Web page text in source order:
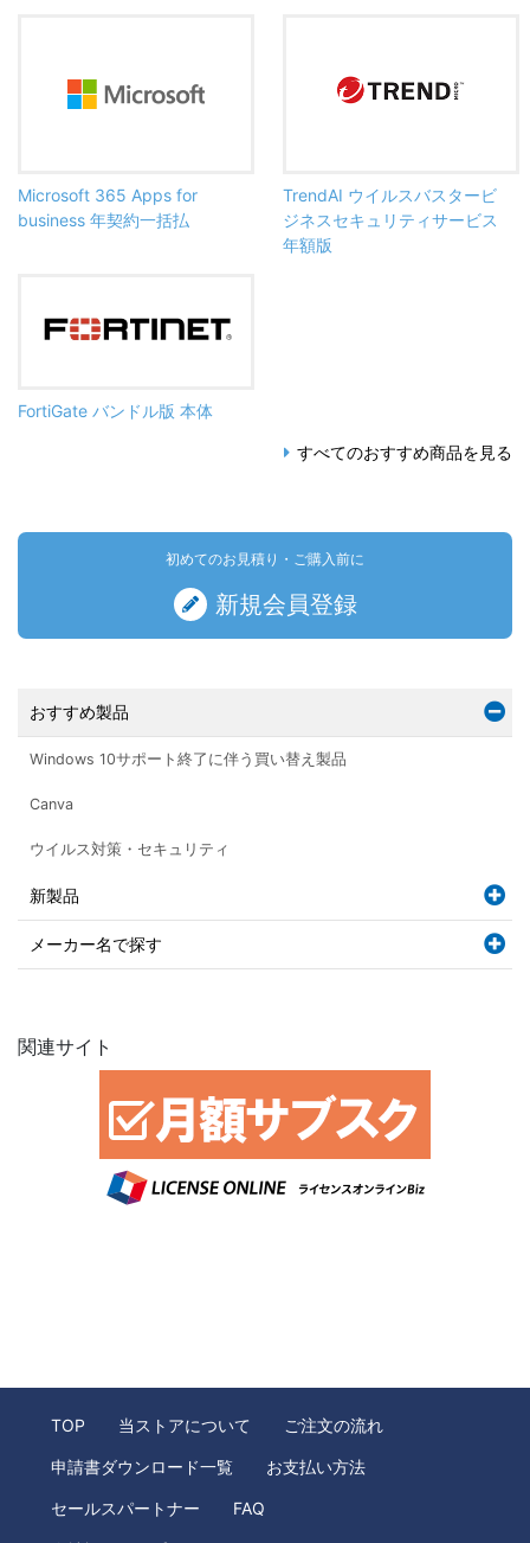
Microsoft 365 Apps for
business 年契約一括払
TrendAI ウイルスバスタービ
ジネスセキュリティサービス
年額版
FortiGate バンドル版 本体
すべてのおすすめ商品を見る
初めてのお見積り・ご購入前に
新規会員登録
おすすめ製品
Windows 10サポート終了に伴う買い替え製品
Canva
ウイルス対策・セキュリティ
新製品
メーカー名で探す
関連サイト
TOP 当ストアについて ご注文の流れ
申請書ダウンロード一覧 お支払い方法
セールスパートナー FAQ